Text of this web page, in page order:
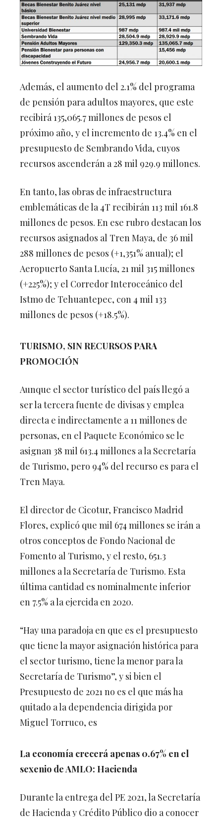
Además, el aumento del 2.1% del programa
de pensión para adultos mayores, que este
recibirá 135,065.7 millones de pesos el
próximo año, y el incremento de 13.4% en el
presupuesto de Sembrando Vida, cuyos
recursos ascenderán a 28 mil 929.9 millones.
En tanto, las obras de infraestructura
emblemáticas de la 4T recibirán 113 mil 161.8
millones de pesos. En ese rubro destacan los
recursos asignados al Tren Maya, de 36 mil
288 millones de pesos (+1,351% anual); el
Aeropuerto Santa Lucía, 21 mil 315 millones
(+225%); y el Corredor Interoceánico del
Istmo de Tehuantepec, con 4 mil 133
millones de pesos (+18.5%).
TURISMO, SIN RECURSOS PARA
PROMOCIÓN
Aunque el sector turístico del país llegó a
ser la tercera fuente de divisas y emplea
directa e indirectamente a 11 millones de
personas, en el Paquete Económico se le
asignan 38 mil 613.4 millones a la Secretaría
de Turismo, pero 94% del recurso es para el
Tren Maya.
El director de Cicotur, Francisco Madrid
Flores, explicó que mil 674 millones se irán a
otros conceptos de Fondo Nacional de
Fomento al Turismo, y el resto, 651.3
millones a la Secretaría de Turismo. Esta
última cantidad es nominalmente inferior
en 7.5% a la ejercida en 2020.
“Hay una paradoja en que es el presupuesto
que tiene la mayor asignación histórica para
el sector turismo, tiene la menor para la
Secretaría de Turismo”, y si bien el
Presupuesto de 2021 no es el que más ha
quitado a la dependencia dirigida por
Miguel Torruco, es
La economía crecerá apenas 0.67% en el
sexenio de AMLO: Hacienda
Durante la entrega del PE 2021, la Secretaría
de Hacienda y Crédito Público dio a conocer